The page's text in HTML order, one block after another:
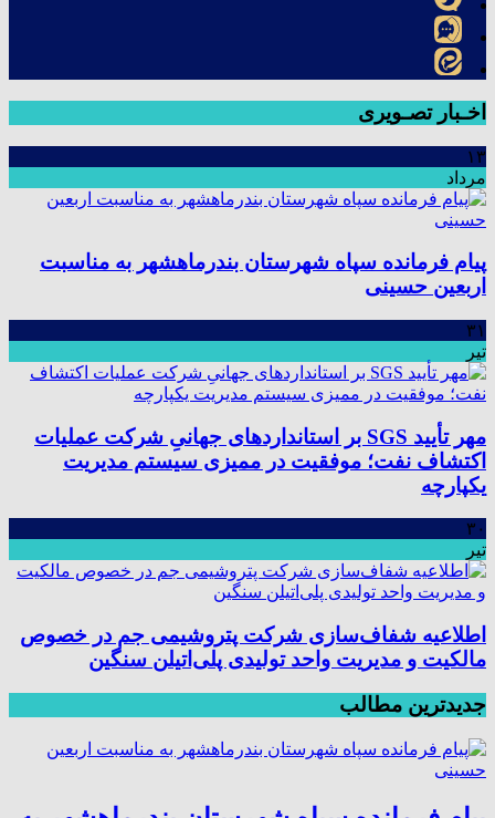
اخـبار تصـویری
۱۳
مرداد
پیام فرمانده سپاه شهرستان بندرماهشهر به مناسبت
اربعین حسینی
۳۱
تیر
مهر تأیید SGS بر استانداردهای جهانیِ شرکت عملیات
اکتشاف نفت؛ موفقیت در ممیزی سیستم مدیریت
یکپارچه
۳۰
تیر
اطلاعیه شفاف‌سازی شرکت پتروشیمی جم در خصوص
مالکیت و مدیریت واحد تولیدی پلی‌اتیلن سنگین
جدیدترین مطالب